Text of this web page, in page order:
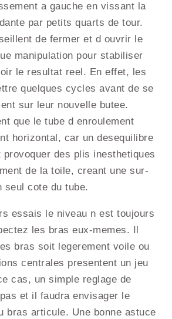
a gauche en vissant la
par petits quarts de tour.
de fermer et d ouvrir le
manipulation pour stabiliser
le resultat reel. En effet, les
quelques cycles avant de se
sur leur nouvelle butee.
que le tube d enroulement
horizontal, car un desequilibre
provoquer des plis inesthetiques
de la toile, creant une sur-
seul cote du tube.
essais le niveau n est toujours
les bras eux-memes. Il
bras soit legerement voile ou
centrales presentent un jeu
cas, un simple reglage de
et il faudra envisager le
bras articule. Une bonne astuce